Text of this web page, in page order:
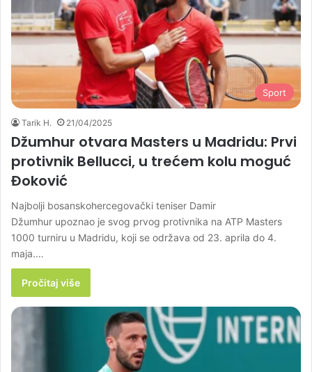
Sport
Tarik H. 21/04/2025
Džumhur otvara Masters u Madridu: Prvi
protivnik Bellucci, u trećem kolu moguć
Đoković
Najbolji bosanskohercegovački teniser Damir
Džumhur upoznao je svog prvog protivnika na ATP Masters
1000 turniru u Madridu, koji se održava od 23. aprila do 4.
maja.…
Pročitaj više